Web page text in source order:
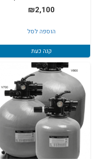
₪2,100
הוספה לסל
קנה כעת